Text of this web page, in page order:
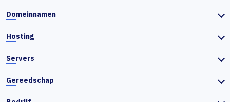
Domeinnamen
Hosting
Servers
Gereedschap